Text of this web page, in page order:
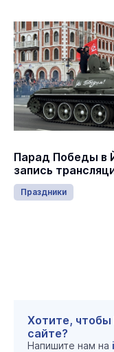
Парад Победы в
запись
Праздники
Хотите,
сайте?
Напишите нам на